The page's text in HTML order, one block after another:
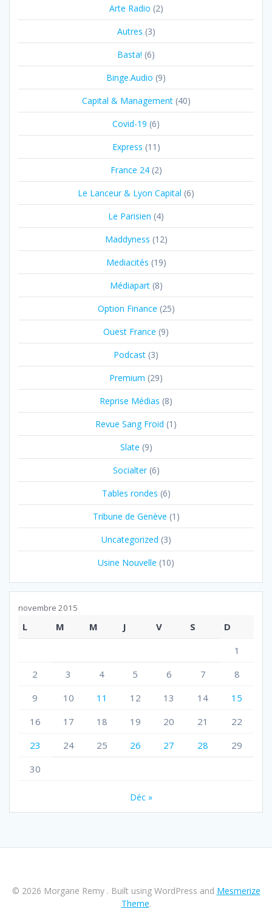
Arte Radio (2)
Autres (3)
Basta! (6)
Binge.Audio (9)
Capital & Management(40)
Covid-19 (6)
Express (11)
France 24(2)
Le Lanceur & Lyon Capital (6)
Le Parisien (4)
Maddyness (12)
Mediacités (19)
Médiapart(8)
Option Finance (25)
Ouest France (9)
Podcast (3)
Premium (29)
Reprise Médias (8)
Revue Sang Froid (1)
Slate (9)
Socialter(6)
Tables rondes (6)
Tribune de Genève (1)
Uncategorized (3)
Usine Nouvelle (10)
novembre 2015
L M M J V S
D
1
2
3 4 5 6 7
8
9
10 11 12 13 14
15
16
17 18 19 20 21
22
23
24 25 26 27 28
29
30
Déc »
© 2026 Morgane Remy . Built using WordPress and Mesmerize
Theme.